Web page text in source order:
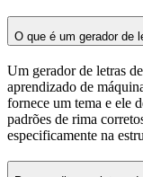
O que é um gerador de
Um gerador de letras
aprendizado de
fornece um tema e ele
padrões de rima
especificamente na